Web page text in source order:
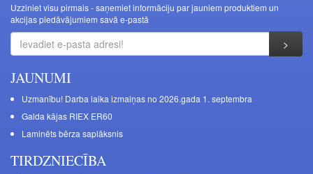
Uzziniet visu pirmais - saņemiet informāciju par jauniem produktiem un
akcijas piedāvājumiem savā e-pastā
JAUNUMI
Uzmanību! Darba laika izmaiņas no 2026.gada 1. septembra
Galda kājas RIEX ER60
Laminēts bērza saplāksnis
TIRDZNIECĪBA